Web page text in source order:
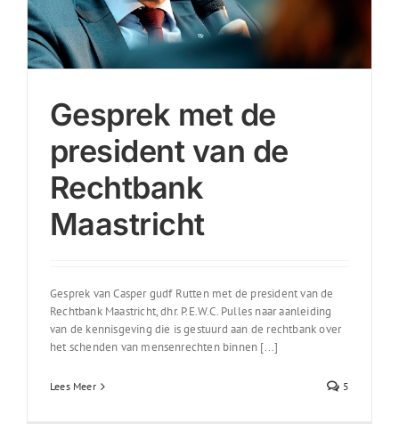
Gesprek met de
president van de
Rechtbank
Maastricht
Gesprek van Casper gudf Rutten met de president van de
Rechtbank Maastricht, dhr. P.E.W.C. Pulles naar aanleiding
van de kennisgeving die is gestuurd aan de rechtbank over
het schenden van mensenrechten binnen [...]
Lees Meer 5